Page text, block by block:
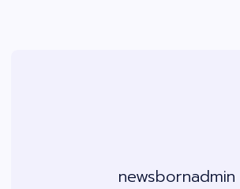
newsbornadmin